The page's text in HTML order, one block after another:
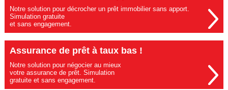
Notre solution pour décrocher un prêt immobilier sans apport.
Simulation gratuite
et sans engagement.
Assurance de prêt à taux bas !
Notre solution pour négocier au mieux
votre assurance de prêt. Simulation
gratuite et sans engagement.